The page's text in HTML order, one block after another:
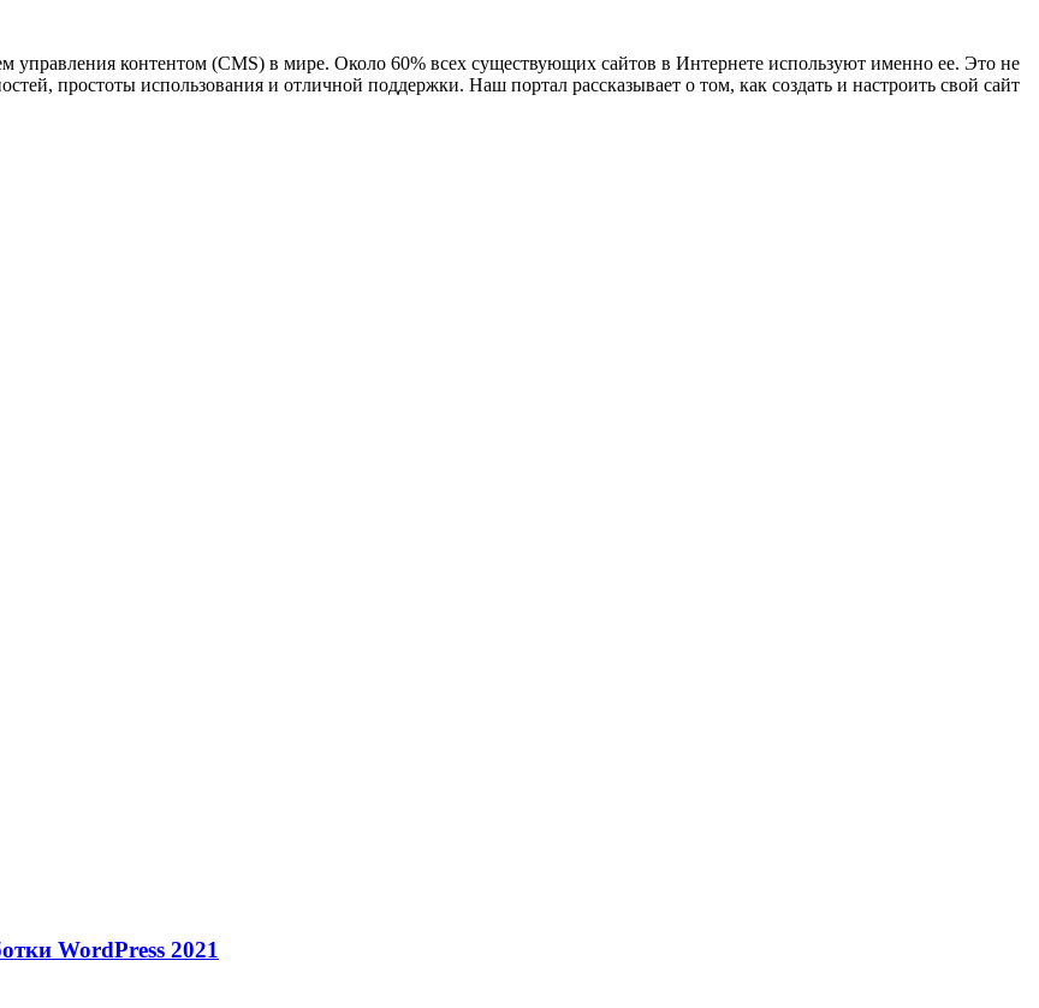
управления контентом (CMS) в мире. Около 60% всех существующих сайтов в Интернете используют именно ее. Это не
простоты использования и отличной поддержки. Наш портал рассказывает о том, как создать и настроить свой сайт
WordPress 2021